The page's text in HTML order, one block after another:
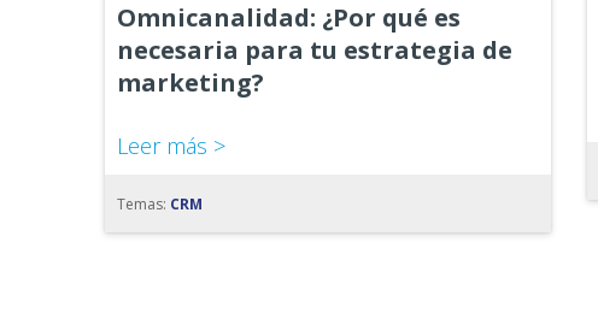
Omnicanalidad: ¿Por qué es
necesaria para tu estrategia de
marketing?
Leer más >
Temas: CRM